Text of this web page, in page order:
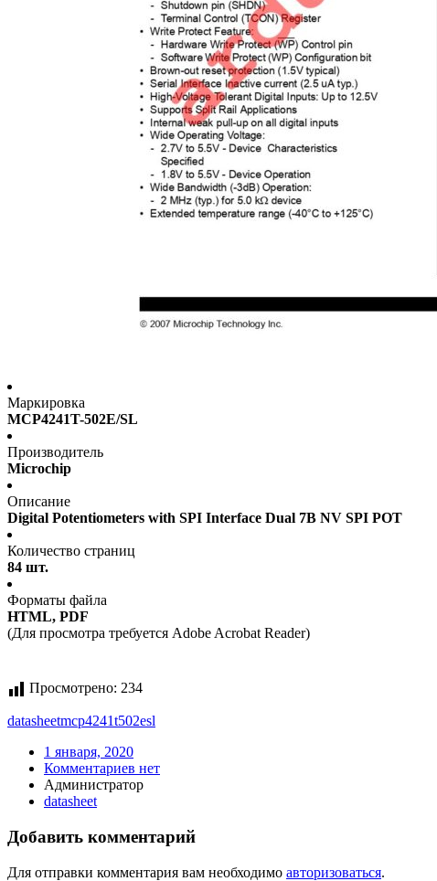
Маркировка
MCP4241T-502E/SL
Производитель
Microchip
Описание
Digital Potentiometers with SPI Interface Dual 7B NV SPI POT
Количество страниц
84 шт.
Форматы файла
HTML, PDF
(Для просмотра требуется Adobe Acrobat Reader)
Просмотрено: 234
datasheetmcp4241t502esl
1 января, 2020
Комментариев нет
Администратор
datasheet
Добавить комментарий
Для отправки комментария вам необходимо авторизоваться.